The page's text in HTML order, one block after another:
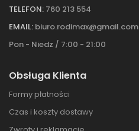
TELEFON: 760 213 554
EMAIL: biuro.rodimax@gmail.com
Pon - Niedz / 7:00 - 21:00
Obsługa Klienta
Formy płatności
Czas i koszty dostawy